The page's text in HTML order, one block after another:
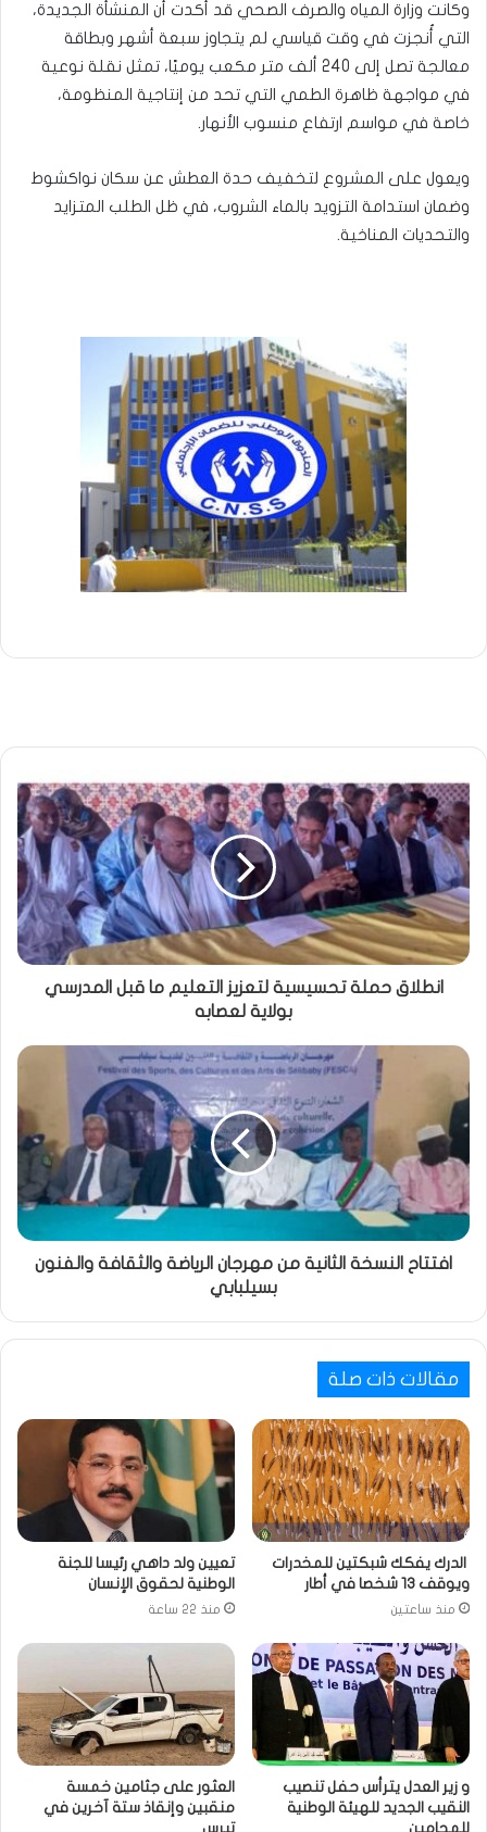
وكانت وزارة المياه والصرف الصحي قد أكدت أن المنشأة الجديدة،
التي أُنجزت في وقت قياسي لم يتجاوز سبعة أشهر وبطاقة
معالجة تصل إلى 240 ألف متر مكعب يوميًا، تمثل نقلة نوعية
في مواجهة ظاهرة الطمي التي تحد من إنتاجية المنظومة،
خاصة في مواسم ارتفاع منسوب الأنهار.
ويعول على المشروع لتخفيف حدة العطش عن سكان نواكشوط
وضمان استدامة التزويد بالماء الشروب، في ظل الطلب المتزايد
والتحديات المناخية.
انطلاق حملة تحسيسية لتعزيز التعليم ما قبل المدرسي
بولاية لعصابه
افتتاح النسخة الثانية من مهرجان الرياضة والثقافة والفنون
بسيلبابي
مقالات ذات صلة
الدرك يفكك شبكتين للمخدرات
ويوقف 13 شخصا في أطار
منذ ساعتين
تعيين ولد داهي رئيسا للجنة
الوطنية لحقوق الإنسان
منذ 22 ساعة
و زير العدل يترأس حفل تنصيب
النقيب الجديد للهيئة الوطنية
للمحامين
العثور على جثامين خمسة
منقبين وإنقاذ ستة آخرين في
تيرس